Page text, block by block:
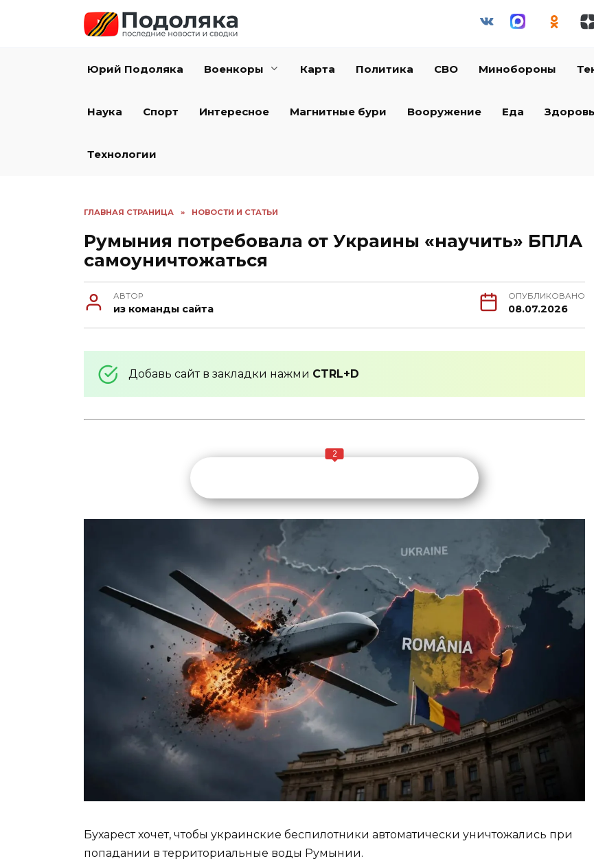
Юрий Подоляка Военкоры Карта Политика СВО Минобороны
Наука Спорт Интересное Магнитные бури Вооружение Еда
Технологии
ГЛАВНАЯ СТРАНИЦА » НОВОСТИ И СТАТЬИ
Румыния потребовала от Украины «научить» БПЛА
самоуничтожаться
АВТОР
из команды сайта
ОПУБЛИКОВАНО
08.07.2026
Добавь сайт в закладки нажми CTRL+D
2
Бухарест хочет, чтобы украинские беспилотники автоматически уничтожались при
попадании в территориальные воды Румынии.